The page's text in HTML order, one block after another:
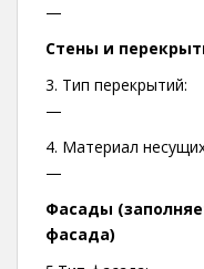
—
Стены и
3. Тип перекрытий:
—
4. Материал
—
Фасады
фасада)